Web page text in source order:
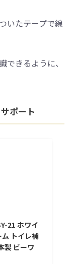
いたテープで線
きるように、
ポート
21 ホワイ
トイレ補
製 ビーワ